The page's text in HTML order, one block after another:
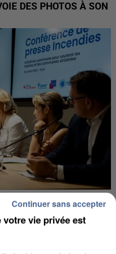
DES PHOTOS À SON
LANCE UN ÉLAN
votre vie privée est
Continuer sans accepter